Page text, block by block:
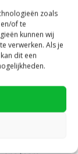
zoals
of te
kunnen wij
verwerken. Als je
dit een